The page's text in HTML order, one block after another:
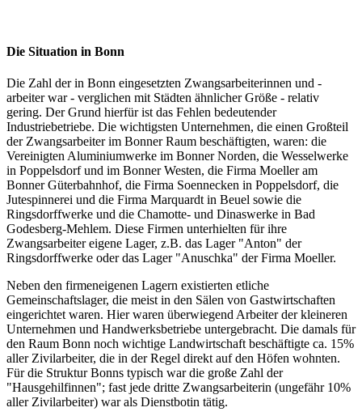
Die Situation in Bonn
Die Zahl der in Bonn eingesetzten Zwangsarbeiterinnen und -
arbeiter war - verglichen mit Städten ähnlicher Größe - relativ
gering. Der Grund hierfür ist das Fehlen bedeutender
Industriebetriebe. Die wichtigsten Unternehmen, die einen Großteil
der Zwangsarbeiter im Bonner Raum beschäftigten, waren: die
Vereinigten Aluminiumwerke im Bonner Norden, die Wesselwerke
in Poppelsdorf und im Bonner Westen, die Firma Moeller am
Bonner Güterbahnhof, die Firma Soennecken in Poppelsdorf, die
Jutespinnerei und die Firma Marquardt in Beuel sowie die
Ringsdorffwerke und die Chamotte- und Dinaswerke in Bad
Godesberg-Mehlem. Diese Firmen unterhielten für ihre
Zwangsarbeiter eigene Lager, z.B. das Lager "Anton" der
Ringsdorffwerke oder das Lager "Anuschka" der Firma Moeller.
Neben den firmeneigenen Lagern existierten etliche
Gemeinschaftslager, die meist in den Sälen von Gastwirtschaften
eingerichtet waren. Hier waren überwiegend Arbeiter der kleineren
Unternehmen und Handwerksbetriebe untergebracht. Die damals für
den Raum Bonn noch wichtige Landwirtschaft beschäftigte ca. 15%
aller Zivilarbeiter, die in der Regel direkt auf den Höfen wohnten.
Für die Struktur Bonns typisch war die große Zahl der
"Hausgehilfinnen"; fast jede dritte Zwangsarbeiterin (ungefähr 10%
aller Zivilarbeiter) war als Dienstbotin tätig.